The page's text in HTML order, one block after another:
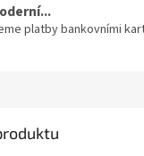
platby bankovními